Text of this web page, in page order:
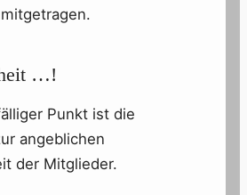
…!
Punkt ist die
angeblichen
der Mitglieder.